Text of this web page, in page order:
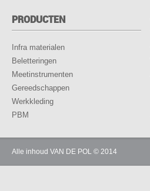
PRODUCTEN
Infra materialen
Beletteringen
Meetinstrumenten
Gereedschappen
Werkkleding
PBM
Alle inhoud VAN DE POL © 2014